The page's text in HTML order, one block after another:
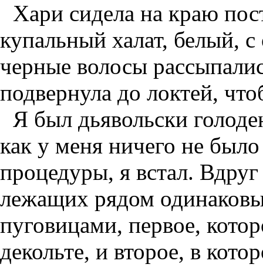
Хари сидела на краю
купальный халат, белый,
черные волосы
подвернула до локтей,
Я был дьявольски
как у меня ничего не
процедуры, я встал.
лежащих рядом
пуговицами, первое,
декольте, и второе, в